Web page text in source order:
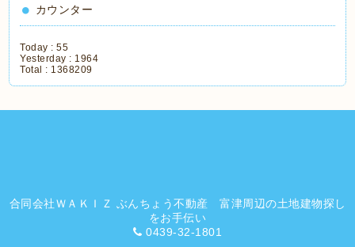
カウンター
Today :55
Yesterday : 1964
Total : 1368209
合同会社ＷＡＫＩＺ ぶんちょう不動産 富津周辺の土地建物探し
をお手伝い
0439-32-1801